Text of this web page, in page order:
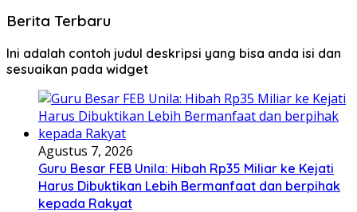
Berita Terbaru
Ini adalah contoh judul deskripsi yang bisa anda isi dan
sesuaikan pada widget
Agustus 7, 2026
Guru Besar FEB Unila: Hibah Rp35 Miliar ke Kejati
Harus Dibuktikan Lebih Bermanfaat dan berpihak
kepada Rakyat